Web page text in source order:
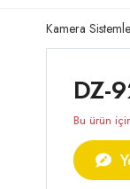
Kamera
DZ-
Bu ürün